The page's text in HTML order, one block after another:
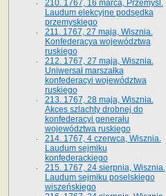
210. 1767, 16 marca, Przemyśl.
Laudum elekcyjne podsędka
przemyskiego
211. 1767, 27 maja, Wisznia.
Konfederacya województwa
ruskiego
212. 1767, 27 maja, Wisznia.
Uniwersał marszałka
konfederacyi województwa
ruskiego
213. 1767, 28 maja, Wisznia.
Akces szlachty drobnej do
konfederacyi generału
województwa ruskiego
214. 1767, 4 czerwca, Wisznia.
Laudum sejmiku
konfederackiego
215. 1767, 24 sierpnia, Wisznia.
Laudum sejmiku poselskiego
wiszeńskiego